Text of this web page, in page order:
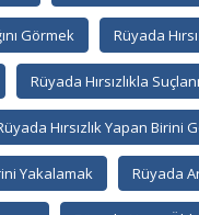
Görmek Rüyada
Rüyada Hırsızlıkla
Hırsızlık Yapan Birini
Yakalamak Rüyada